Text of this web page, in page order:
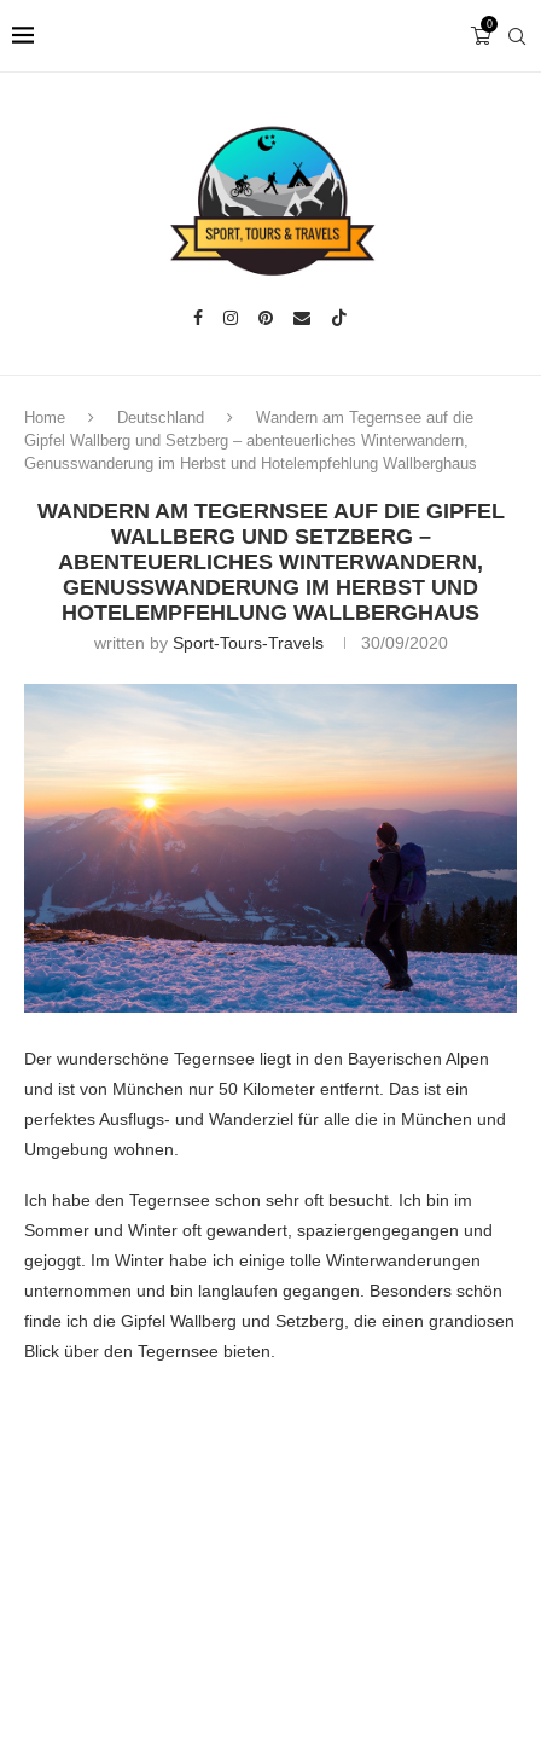
0
Home Deutschland
Wandern am Tegernsee auf die
Gipfel Wallberg und Setzberg – abenteuerliches Winterwandern,
Genusswanderung im Herbst und Hotelempfehlung Wallberghaus
WANDERN AM TEGERNSEE AUF DIE GIPFEL
WALLBERG UND SETZBERG –
ABENTEUERLICHES WINTERWANDERN,
GENUSSWANDERUNG IM HERBST UND
HOTELEMPFEHLUNG WALLBERGHAUS
written by Sport-Tours-Travels 30/09/2020
Der wunderschöne Tegernsee liegt in den Bayerischen Alpen
und ist von München nur 50 Kilometer entfernt. Das ist ein
perfektes Ausflugs- und Wanderziel für alle die in München und
Umgebung wohnen.
Ich habe den Tegernsee schon sehr oft besucht. Ich bin im
Sommer und Winter oft gewandert, spaziergengegangen und
gejoggt. Im Winter habe ich einige tolle Winterwanderungen
unternommen und bin langlaufen gegangen. Besonders schön
finde ich die Gipfel Wallberg und Setzberg, die einen grandiosen
Blick über den Tegernsee bieten.